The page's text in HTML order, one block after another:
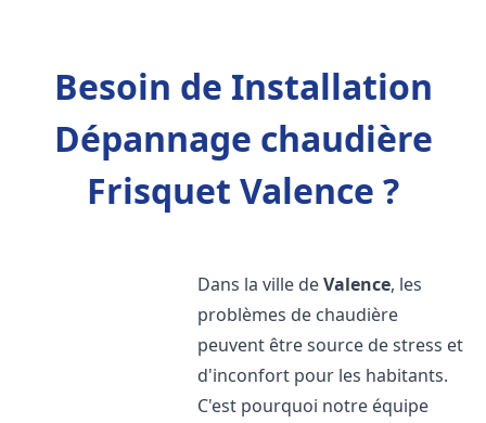
Besoin de Installation
Dépannage chaudière
Frisquet Valence ?
Dans la ville deValence, les
problèmes de chaudière
peuvent être source de stress et
d'inconfort pour les habitants.
C'est pourquoi notre équipe